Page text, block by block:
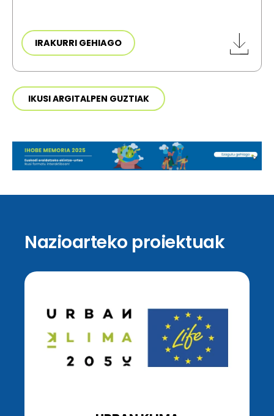
IRAKURRI GEHIAGO
IKUSI ARGITALPEN GUZTIAK
Nazioarteko proiektuak